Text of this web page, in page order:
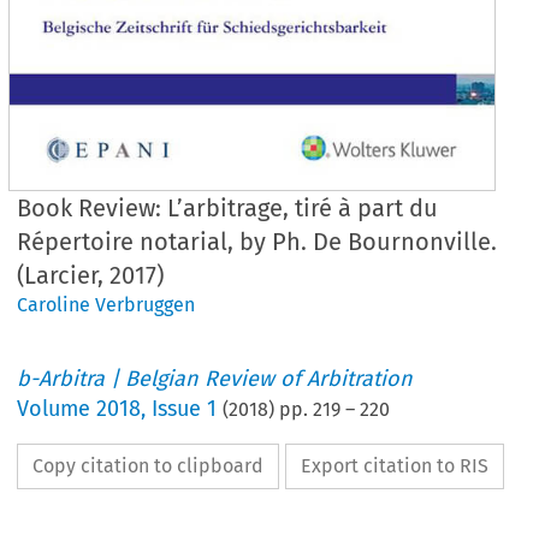
Book Review: L’arbitrage, tiré à part du
Répertoire notarial, by Ph. De Bournonville.
(Larcier, 2017)
Caroline Verbruggen
b-Arbitra | Belgian Review of Arbitration
Volume2018, Issue 1 (2018) pp.219 –220
Copy citation to clipboard Export citation to RIS